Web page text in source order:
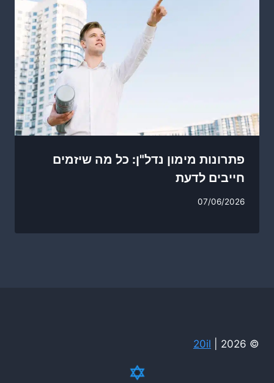
פתרונות מימון נדל"ן: כל מה שיזמים
חייבים לדעת
07/06/2026
© 2026 |
20il